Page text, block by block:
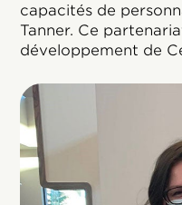
capacités de
Tanner. Ce
développement de